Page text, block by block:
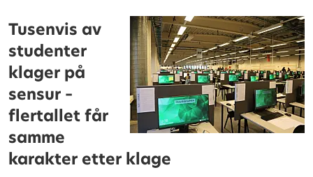
Tusenvis av
studenter
klager på
sensur –
flertallet får
samme
karakter etter klage